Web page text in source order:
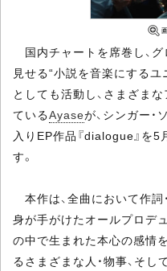
国内チャートを席巻し、
見せる“小説を音楽にするユ
としても活動し、さまざま
ているAyaseが、シンガー
入りEP作品『dialogue』を
す。
本作は、全曲において作詞
身が手がけたオールプロデ
の中で生まれた本心の感情
るさまざまな人・物事、そ